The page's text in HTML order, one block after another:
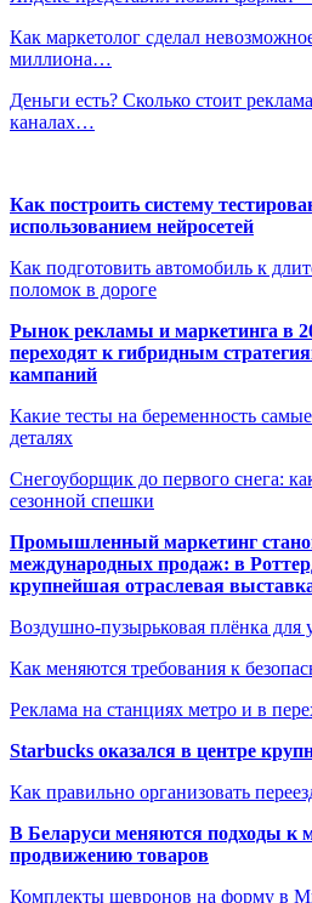
Как маркетолог сделал
миллиона…
Деньги есть? Сколько стоит
каналах…
Как построить систему
использованием нейросетей
Как подготовить автомобиль к
поломок в дороге
Рынок рекламы и маркетинга в
переходят к гибридным
кампаний
Какие тесты на беременность
деталях
Снегоуборщик до первого снега:
сезонной спешки
Промышленный маркетинг
международных продаж: в
крупнейшая отраслевая
Воздушно-пузырьковая плёнка для
Как меняются требования к
Реклама на станциях метро и в
Starbucks оказался в центре
Как правильно организовать
В Беларуси меняются подходы к
продвижению товаров
Комплекты шевронов на форму в